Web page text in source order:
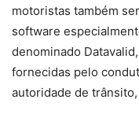
motoristas também
software
denominado
fornecidas pelo
autoridade de